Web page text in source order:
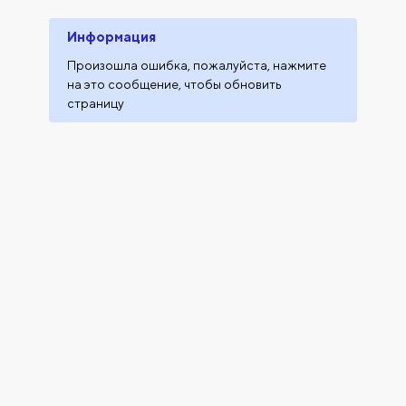
Информация
Произошла ошибка, пожалуйста, нажмите
на это сообщение, чтобы обновить
страницу